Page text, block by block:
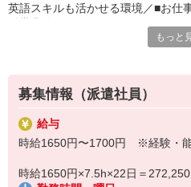
英語スキルも活かせる環境／■お仕
GINZASIXという一等地で、国内外
■この店舗の魅力
・パリのブティックを再現した洗
・落ち着いた接客とフレンドリー
・新作や限定アイテムの取り扱い
・GINZASIXには国内外のお客様が
で、ご安心を！）
もっと
募集情報（派遣社員）
給与
時給1650円〜1700円 ※経験・
時給1650円×7.5h×22日＝272,250